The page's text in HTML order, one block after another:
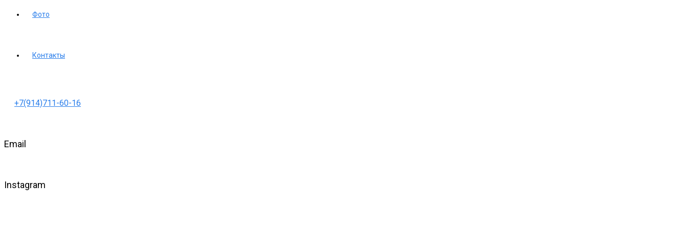
Фото
Контакты
+7(914)711-60-16
Email
Instagram